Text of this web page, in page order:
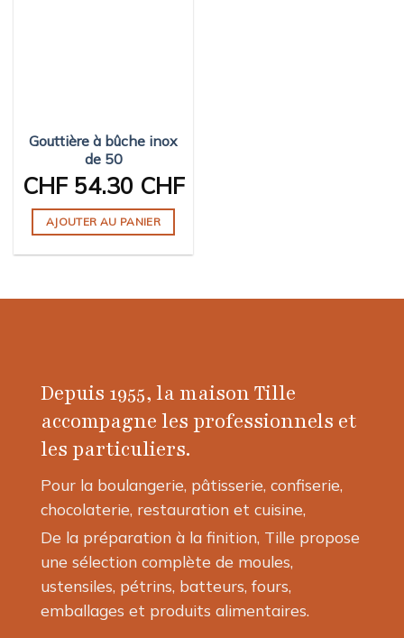
Gouttière à bûche inox
de 50
CHF54.30 CHF
AJOUTER AU PANIER
Depuis 1955, la maison Tille
accompagne les professionnels et
les particuliers.
Pour la boulangerie, pâtisserie, confiserie,
chocolaterie, restauration et cuisine,
De la préparation à la finition, Tille propose
une sélection complète de moules,
ustensiles, pétrins, batteurs, fours,
emballages et produits alimentaires.